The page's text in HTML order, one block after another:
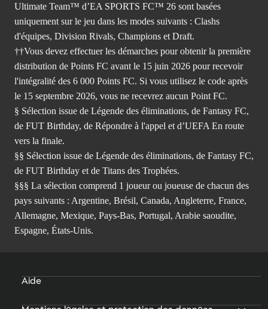
Ultimate Team™ d’EA SPORTS FC™ 26 sont basées
uniquement sur le jeu dans les modes suivants : Clashs
d'équipes, Division Rivals, Champions et Draft.
††Vous devez effectuer les démarches pour obtenir la première
distribution de Points FC avant le 15 juin 2026 pour recevoir
l'intégralité des 6 000 Points FC. Si vous utilisez le code après
le 15 septembre 2026, vous ne recevrez aucun Point FC.
§ Sélection issue de Légende des éliminations, de Fantasy FC,
de FUT Birthday, de Répondre à l'appel et d’UEFA En route
vers la finale.
§§ Sélection issue de Légende des éliminations, de Fantasy FC,
de FUT Birthday et de Titans des Trophées.
§§§ La sélection comprend 1 joueur ou joueuse de chacun des
pays suivants : Argentine, Brésil, Canada, Angleterre, France,
Allemagne, Mexique, Pays-Bas, Portugal, Arabie saoudite,
Espagne, États-Unis.
Aide